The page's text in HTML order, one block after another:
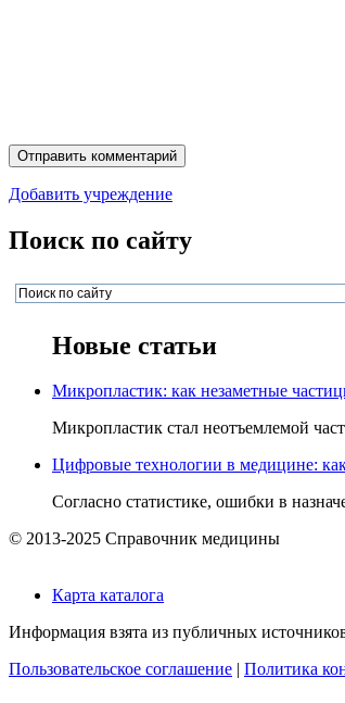
Добавить учреждение
Поиск по сайту
Новые статьи
Микропластик: как незаметные
Микропластик стал неотъемлемой
Цифровые технологии в медицине:
Согласно статистике, ошибки в
© 2013-2025 Справочник медицины
Карта каталога
Информация взята из публичных
Пользовательское соглашение
Политика